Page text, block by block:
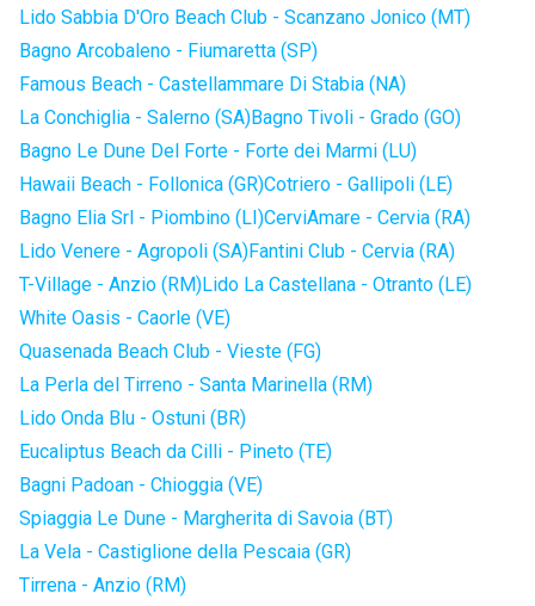
Lido Sabbia D'Oro Beach Club - Scanzano Jonico (MT)
Bagno Arcobaleno - Fiumaretta (SP)
Famous Beach - Castellammare Di Stabia (NA)
La Conchiglia - Salerno (SA)Bagno Tivoli - Grado (GO)
Bagno Le Dune Del Forte - Forte dei Marmi (LU)
Hawaii Beach - Follonica (GR)Cotriero - Gallipoli (LE)
Bagno Elia Srl - Piombino (LI)CerviAmare - Cervia (RA)
Lido Venere - Agropoli (SA)Fantini Club - Cervia (RA)
T-Village - Anzio (RM)Lido La Castellana - Otranto (LE)
White Oasis - Caorle (VE)
Quasenada Beach Club - Vieste (FG)
La Perla del Tirreno - Santa Marinella (RM)
Lido Onda Blu - Ostuni (BR)
Eucaliptus Beach da Cilli - Pineto (TE)
Bagni Padoan - Chioggia (VE)
Spiaggia Le Dune - Margherita di Savoia (BT)
La Vela - Castiglione della Pescaia (GR)
Tirrena - Anzio (RM)